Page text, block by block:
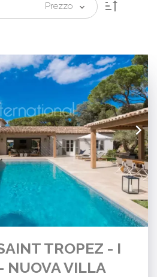
Prezzo
TROPEZ - I
NUOVA VILLA